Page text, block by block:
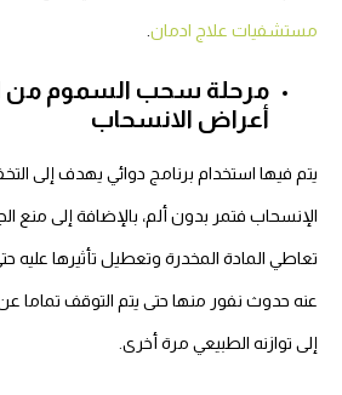
مستشفيات علاج ادمان.
مرحلة سحب السموم من
أعراض الانسحاب
يتم فيها استخدام برنامج دوائي يهدف إلى
الإنسحاب فتمر بدون ألم، بالإضافة إلى منع
تعاطي المادة المخدرة وتعطيل تأثيرها عليه
عنه حدوث نفور منها حتى يتم التوقف تماما
إلى توازنه الطبيعي مرة أخرى.